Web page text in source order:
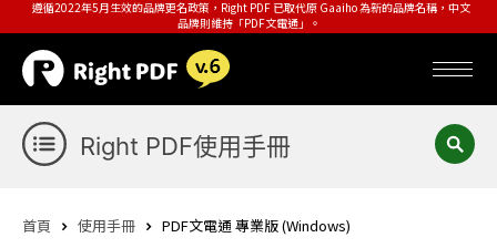
遵循2022年5月生效的品牌更名政策，Right PDF 已取代原 Gaaiho 為新的品牌名稱，中文
品牌則維持「PDF文電通」。
Right PDF使用手冊
首頁 使用手冊 PDF文電通 專業版 (Windows)